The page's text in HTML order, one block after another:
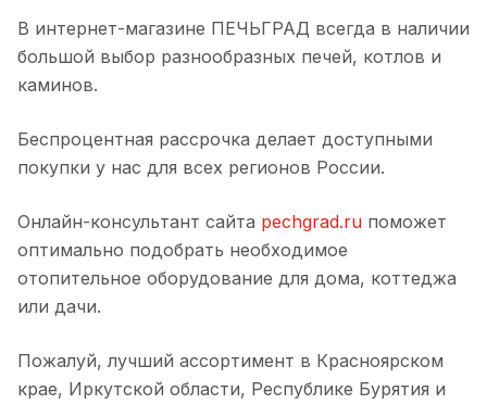
В интернет-магазине ПЕЧЬГРАД всегда в наличии
большой выбор разнообразных печей, котлов и
каминов.
Беспроцентная рассрочка делает доступными
покупки у нас для всех регионов России.
Онлайн-консультант сайта pechgrad.ru поможет
оптимально подобрать необходимое
отопительное оборудование для дома, коттеджа
или дачи.
Пожалуй, лучший ассортимент в Красноярском
крае, Иркутской области, Республике Бурятия и